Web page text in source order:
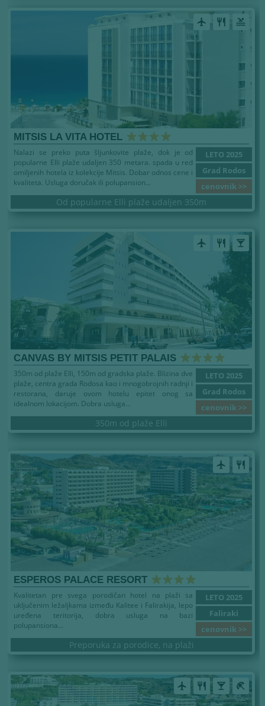
airplanemode_active restaurant pool
MITSIS LA VITA HOTEL
LETO 2025
Grad Rodos
cenovnik >>
Nalazi se preko puta šljunkovite plaže, dok je od
popularne Elli plaže udaljen 350 metara. spada u red
omiljenih hotela iz kolekcije Mitsis. Dobar odnos cene i
kvaliteta. Usluga doručak ili polupansion...
Od popularne Elli plaže udaljen 350m
airplanemode_active restaurant local_bar
CANVAS BY MITSIS PETIT PALAIS
LETO 2025
Grad Rodos
cenovnik >>
350m od plaže Elli, 150m od gradska plaže. Blizina dve
plaže, centra grada Rodosa kao i mnogobrojnih radnji i
restorana, daruje ovom hotelu epitet onog sa
idealnom lokacijom. Dobra usluga...
350m od plaže Elli
airplanemode_active restaurant
ESPEROS PALACE RESORT
LETO 2025
Faliraki
cenovnik >>
Kvalitetan pre svega porodičan hotel na plaži sa
uključenim ležaljkama između Kalitee i Falirakija, lepo
uređena teritorija, dobra usluga na bazi
polupansiona...
Preporuka za porodice, na plaži
airplanemode_active restaurant local_bar beach_access